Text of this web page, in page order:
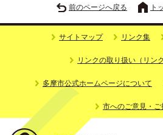
前のページへ戻る ト
サイトマップ リンク集
リンクの取り扱い（リン
多摩市公式ホームページについて
市へのご意見・ご